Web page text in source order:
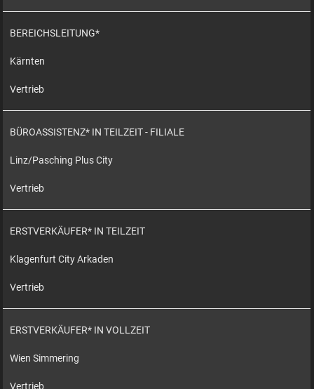
BEREICHSLEITUNG*
Kärnten
Vertrieb
BÜROASSISTENZ* IN TEILZEIT - FILIALE
Linz/Pasching Plus City
Vertrieb
ERSTVERKÄUFER* IN TEILZEIT
Klagenfurt City Arkaden
Vertrieb
ERSTVERKÄUFER* IN VOLLZEIT
Wien Simmering
Vertrieb